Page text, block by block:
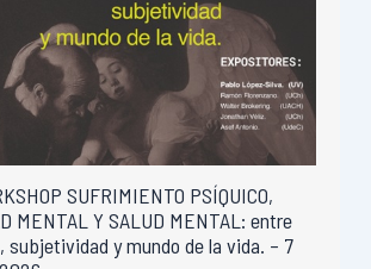
SUFRIMIENTO PSÍQUICO,
MENTAL Y SALUD MENTAL: entre
subjetividad y mundo de la vida. – 7